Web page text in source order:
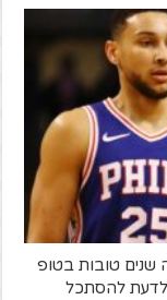
טובות בטופ
לדעת להסתכל